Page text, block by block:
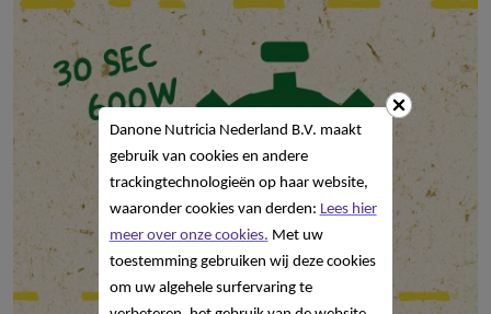
Danone Nutricia Nederland B.V. maakt
gebruik van cookies en andere
trackingtechnologieën op haar website,
waaronder cookies van derden: Lees hier
meer over onze cookies. Met uw
toestemming gebruiken wij deze cookies
om uw algehele surfervaring te